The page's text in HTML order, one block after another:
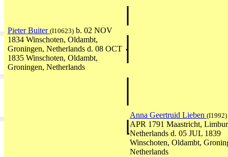
Pieter Buiter (I10623) b. 02 NOV
1834 Winschoten, Oldambt,
Groningen, Netherlands d. 08 OCT
1835 Winschoten, Oldambt,
Groningen, Netherlands
Anna Geertruid Lieben (I1992)
APR 1791 Maastricht,
Netherlands d. 05 JUL 1839
Winschoten, Oldambt,
Netherlands